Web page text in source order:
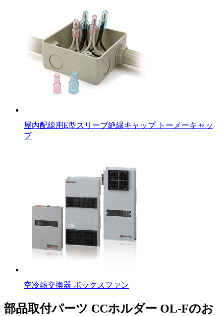
屋内配線用E型スリーブ絶縁キャップ トーメーキャッ
プ
空冷熱交換器 ボックスファン
部品取付パーツ CCホルダー OL-Fのお